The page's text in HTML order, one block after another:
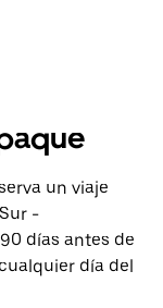
un viaje
-
días antes de
día del